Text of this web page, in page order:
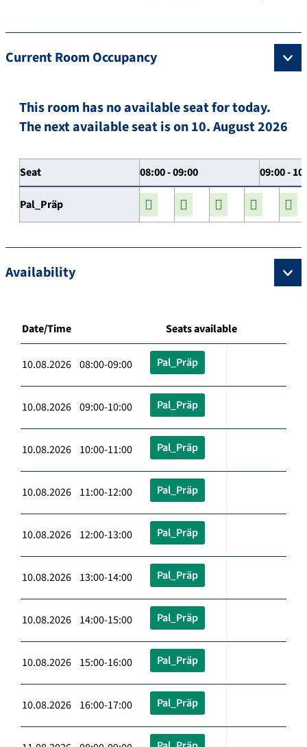
Current Room Occupancy
This room has no available seat for today.
The next available seat is on 10. August 2026
Seat 08:00 - 09:00 09:00 -
Pal_Präp
Availability
Date/Time Seats available
10.08.2026 08:00-09:00 Pal_Präp
10.08.2026 09:00-10:00 Pal_Präp
10.08.2026 10:00-11:00 Pal_Präp
10.08.2026 11:00-12:00 Pal_Präp
10.08.2026 12:00-13:00 Pal_Präp
10.08.2026 13:00-14:00 Pal_Präp
10.08.2026 14:00-15:00 Pal_Präp
10.08.2026 15:00-16:00 Pal_Präp
10.08.2026 16:00-17:00 Pal_Präp